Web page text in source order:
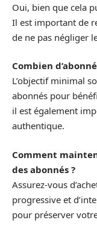
Oui, bien que cela
Il est important de
de ne pas négliger
Combien
L’objectif minimal
abonnés pour
il est également
authentique.
Comment
des abonnés ?
Assurez-vous
progressive et
pour préserver